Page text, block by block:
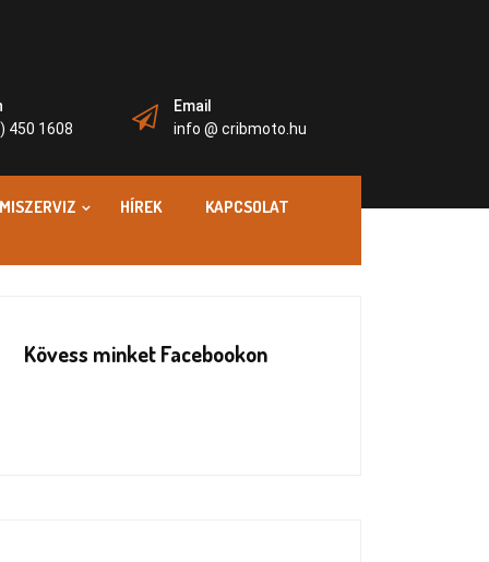
450 1608
Email
info @ cribmoto.hu
HÍREK KAPCSOLAT
Kövess minket Facebookon